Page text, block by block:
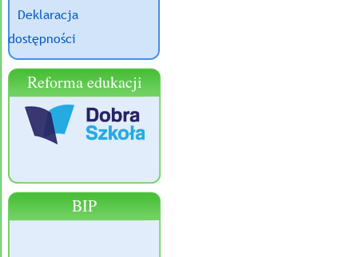
Deklaracja
dostępności
Reforma edukacji
BIP